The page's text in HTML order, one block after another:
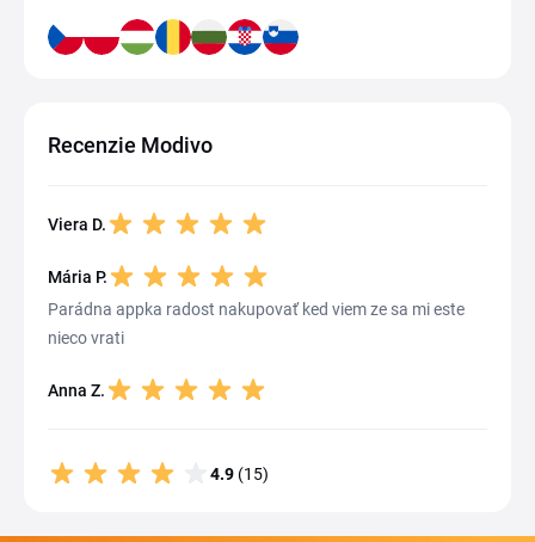
Recenzie Modivo
Viera D.
Mária P.
Parádna appka radost nakupovať ked viem ze sa mi este
nieco vrati
Anna Z.
4.9 (15)